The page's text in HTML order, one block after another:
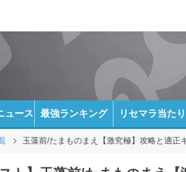
ュース 最強ランキング リセマラ当たり
玉藻前/たまものまえ【激究極】攻略と適正